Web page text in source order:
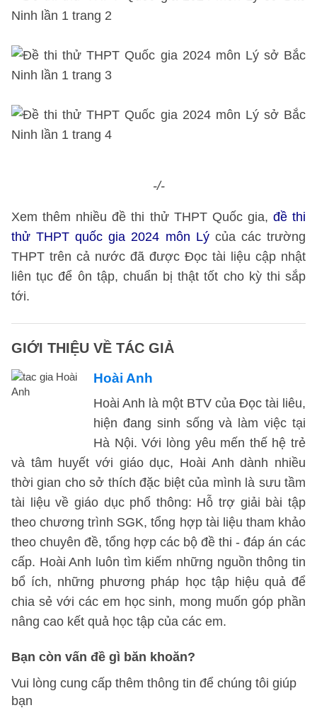
-/-
Xem thêm nhiều đề thi thử THPT Quốc gia, đề thi
thử THPT quốc gia 2024 môn Lýcủa các trường
THPT trên cả nước đã được Đọc tài liệu cập nhật
liên tục để ôn tập, chuẩn bị thật tốt cho kỳ thi sắp
tới.
GIỚI THIỆU VỀ TÁC GIẢ
Hoài Anh
Hoài Anh là một BTV của Đọc tài liêu,
hiện đang sinh sống và làm việc tại
Hà Nội. Với lòng yêu mến thế hệ trẻ
và tâm huyết với giáo dục, Hoài Anh dành nhiều
thời gian cho sở thích đặc biệt của mình là sưu tầm
tài liệu về giáo dục phổ thông: Hỗ trợ giải bài tập
theo chương trình SGK, tổng hợp tài liệu tham khảo
theo chuyên đề, tổng hợp các bộ đề thi - đáp án các
cấp. Hoài Anh luôn tìm kiếm những nguồn thông tin
bổ ích, những phương pháp học tập hiệu quả để
chia sẻ với các em học sinh, mong muốn góp phần
nâng cao kết quả học tập của các em.
Bạn còn vấn đề gì băn khoăn?
Vui lòng cung cấp thêm thông tin để chúng tôi giúp
bạn